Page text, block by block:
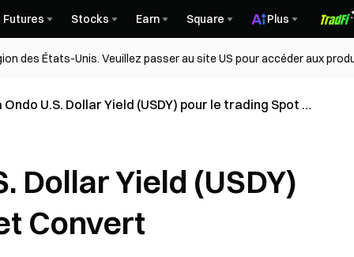
Futures Stocks Earn Square Plus
des États-Unis. Veuillez passer au site US pour accéder aux
U.S. Dollar Yield (USDY) pour le trading Spot et
Dollar Yield (USDY)
Convert